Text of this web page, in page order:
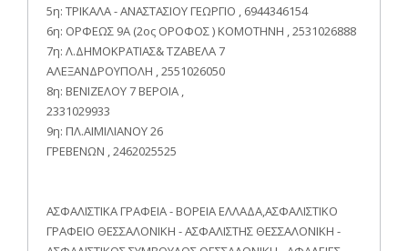
5η: TΡΙΚΑΛΑ - ΑΝΑΣΤΑΣΙΟΥ ΓΕΩΡΓΙΟ , 6944346154
6η: ΟΡΦΕΩΣ 9Α (2ος ΟΡΟΦΟΣ ) ΚΟΜΟΤΗΝΗ , 2531026888
7η: Λ.ΔΗΜΟΚΡΑΤΙΑΣ& ΤΖΑΒΕΛΑ 7
ΑΛΕΞΑΝΔΡΟΥΠΟΛΗ , 2551026050
8η: ΒΕΝΙΖΕΛΟΥ 7 ΒΕΡΟΙΑ ,
2331029933
9η: ΠΛ.ΑΙΜΙΛΙΑΝΟΥ 26
ΓΡΕΒΕΝΩΝ , 2462025525
ΑΣΦΑΛΙΣΤΙΚΑ ΓΡΑΦΕΙΑ - ΒΟΡΕΙΑ ΕΛΛΑΔΑ,ΑΣΦΑΛΙΣΤΙΚΟ
ΓΡΑΦΕΙΟ ΘΕΣΣΑΛΟΝΙΚΗ - ΑΣΦΑΛΙΣΤΗΣ ΘΕΣΣΑΛΟΝΙΚΗ -